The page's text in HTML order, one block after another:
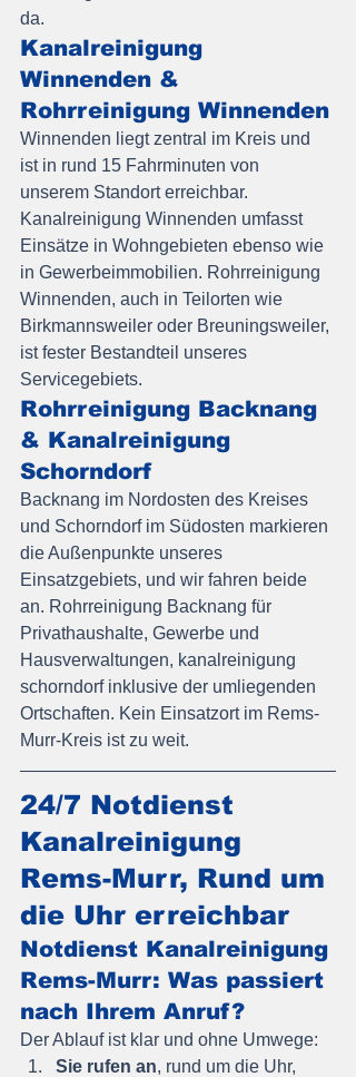
da.
Kanalreinigung
Winnenden &
Rohrreinigung Winnenden
Winnenden liegt zentral im Kreis und
ist in rund 15 Fahrminuten von
unserem Standort erreichbar.
Kanalreinigung Winnenden umfasst
Einsätze in Wohngebieten ebenso wie
in Gewerbeimmobilien. Rohrreinigung
Winnenden, auch in Teilorten wie
Birkmannsweiler oder Breuningsweiler,
ist fester Bestandteil unseres
Servicegebiets.
Rohrreinigung Backnang
& Kanalreinigung
Schorndorf
Backnang im Nordosten des Kreises
und Schorndorf im Südosten markieren
die Außenpunkte unseres
Einsatzgebiets, und wir fahren beide
an. Rohrreinigung Backnang für
Privathaushalte, Gewerbe und
Hausverwaltungen, kanalreinigung
schorndorf inklusive der umliegenden
Ortschaften. Kein Einsatzort im Rems-
Murr-Kreis ist zu weit.
24/7 Notdienst
Kanalreinigung
Rems-Murr, Rund um
die Uhr erreichbar
Notdienst Kanalreinigung
Rems-Murr: Was passiert
nach Ihrem Anruf?
Der Ablauf ist klar und ohne Umwege:
Sie rufen an, rund um die Uhr,